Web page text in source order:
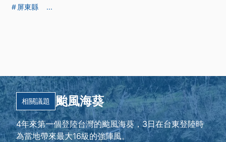
屏東縣
...
相關議題 颱風海葵
4年來第一個登陸台灣的颱風海葵，3日在台東登陸時
為當地帶來最大16級的強陣風。